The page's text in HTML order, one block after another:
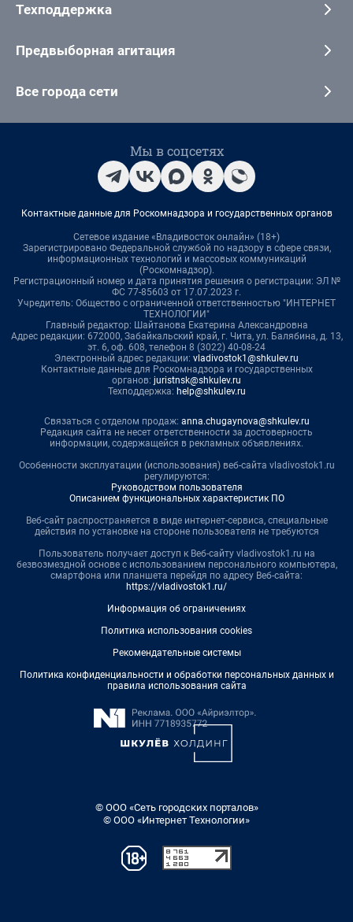
Техподдержка
Предвыборная агитация
Все города сети
Мы в соцсетях
Контактные данные для Роскомнадзора и государственных органов
Сетевое издание «Владивосток онлайн» (18+)
Зарегистрировано Федеральной службой по надзору в сфере связи,
информационных технологий и массовых коммуникаций
(Роскомнадзор).
Регистрационный номер и дата принятия решения о регистрации: ЭЛ №
ФС 77-85603 от 17.07.2023 г.
Учредитель: Общество с ограниченной ответственностью "ИНТЕРНЕТ
ТЕХНОЛОГИИ"
Главный редактор: Шайтанова Екатерина Александровна
Адрес редакции: 672000, Забайкальский край, г. Чита, ул. Балябина, д. 13,
эт. 6, оф. 608, телефон 8 (3022) 40-08-24
Электронный адрес редакции: vladivostok1@shkulev.ru
Контактные данные для Роскомнадзора и государственных
органов: juristnsk@shkulev.ru
Техподдержка: help@shkulev.ru
Связаться с отделом продаж: anna.chugaynova@shkulev.ru
Редакция сайта не несет ответственности за достоверность
информации, содержащейся в рекламных объявлениях.
Особенности эксплуатации (использования) веб-сайта vladivostok1.ru
регулируются:
Руководством пользователя
Описанием функциональных характеристик ПО
Веб-сайт распространяется в виде интернет-сервиса, специальные
действия по установке на стороне пользователя не требуются
Пользователь получает доступ к Веб-сайту vladivostok1.ru на
безвозмездной основе с использованием персонального компьютера,
смартфона или планшета перейдя по адресу Веб-сайта:
https://vladivostok1.ru/
Информация об ограничениях
Политика использования cookies
Рекомендательные системы
Политика конфиденциальности и обработки персональных данных и
правила использования сайта
© ООО «Сеть городских порталов»
© ООО «Интернет Технологии»